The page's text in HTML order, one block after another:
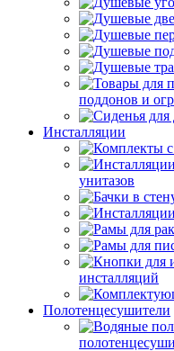
поддонов и
Инсталляции
унитазов
инсталляций
Полотенцесушители